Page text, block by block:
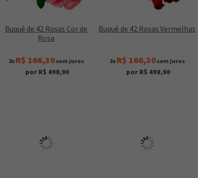
Buquê de 42 Rosas Cor de
Rosa
3x R$ 166,30sem juros
por R$ 498,90
Buquê de 42 Rosas Vermelhas
3x R$ 166,30sem juros
por R$ 498,90